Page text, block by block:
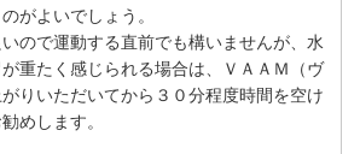
がよいでしょう。
ので運動する直前でも構いませんが、水
重たく感じられる場合は、ＶＡＡＭ（ヴ
りいただいてから３０分程度時間を空け
めします。